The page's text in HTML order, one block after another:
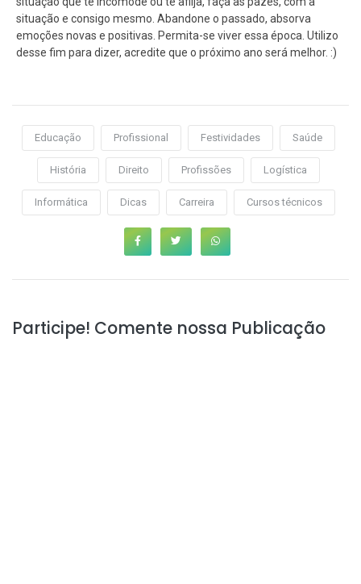
situação e consigo mesmo. Abandone o passado, absorva
emoções novas e positivas. Permita-se viver essa época. Utilizo
desse fim para dizer, acredite que o próximo ano será melhor. :)
Educação Profissional Festividades Saúde
História Direito Profissões Logística
Informática Dicas Carreira Cursos técnicos
Participe! Comente nossa Publicação